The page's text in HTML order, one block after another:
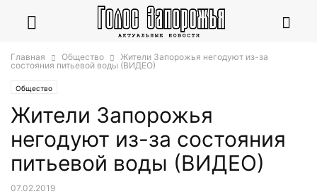
Главная Общество
Жители Запорожья негодуют из-за
состояния питьевой воды (ВИДЕО)
Общество
Жители Запорожья
негодуют из-за состояния
питьевой воды (ВИДЕО)
07.02.2019